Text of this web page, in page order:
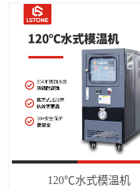
120℃水式模温机